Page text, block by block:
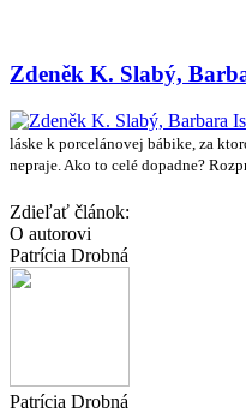
Zdeněk K. Slabý,
láske k porcelánovej bábike, za
nepraje. Ako to celé dopadne?
Zdieľať článok:
O autorovi
Patrícia Drobná
Patrícia Drobná